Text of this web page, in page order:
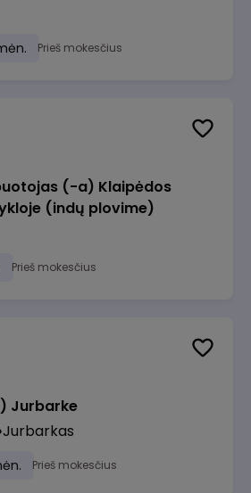
Prieš mokesčius
(-a) Klaipėdos
(indų plovime)
Prieš mokesčius
Jurbarke
Jurbarkas
Prieš mokesčius